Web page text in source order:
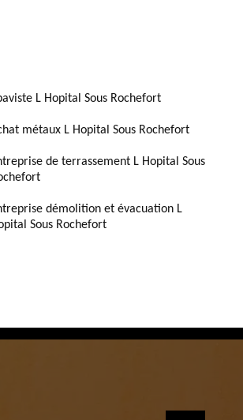
L Hopital Sous Rochefort
métaux L Hopital Sous Rochefort
de terrassement L Hopital Sous
démolition et évacuation L
Sous Rochefort